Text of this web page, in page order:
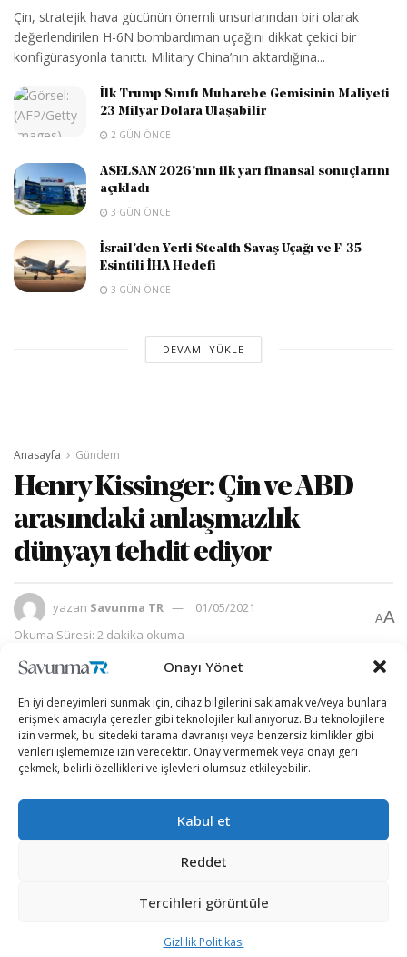
Onayı Yönet
En iyi deneyimleri sunmak için, cihaz bilgilerini saklamak ve/veya bunlara
erişmek amacıyla çerezler gibi teknolojiler kullanıyoruz. Bu teknolojilere
izin vermek, bu sitedeki tarama davranışı veya benzersiz kimlikler gibi
verileri işlememize izin verecektir. Onay vermemek veya onayı geri
çekmek, belirli özellikleri ve işlevleri olumsuz etkileyebilir.
Kabul et
Reddet
Tercihleri görüntüle
Gizlilik Politikası
Çin, stratejik hava gücünün önemli unsurlarından biri olarak
değerlendirilen H-6N bombardıman uçağını dikkat çekici bir
konfigürasyonla tanıttı. Military China’nın aktardığına...
İlk Trump Sınıfı Muharebe Gemisinin Maliyeti
23 Milyar Dolara Ulaşabilir
2 GÜN ÖNCE
ASELSAN 2026’nın ilk yarı finansal sonuçlarını
açıkladı
3 GÜN ÖNCE
İsrail’den Yerli Stealth Savaş Uçağı ve F-35
Esintili İHA Hedefi
3 GÜN ÖNCE
DEVAMI YÜKLE
Anasayfa Gündem
Henry Kissinger: Çin ve ABD
arasındaki anlaşmazlık
dünyayı tehdit ediyor
yazan Savunma TR
01/05/2021
Okuma Süresi: 2 dakika okuma
AA
ABD ile Çin’in arasındaki dünyayı felakete sürükleyecek